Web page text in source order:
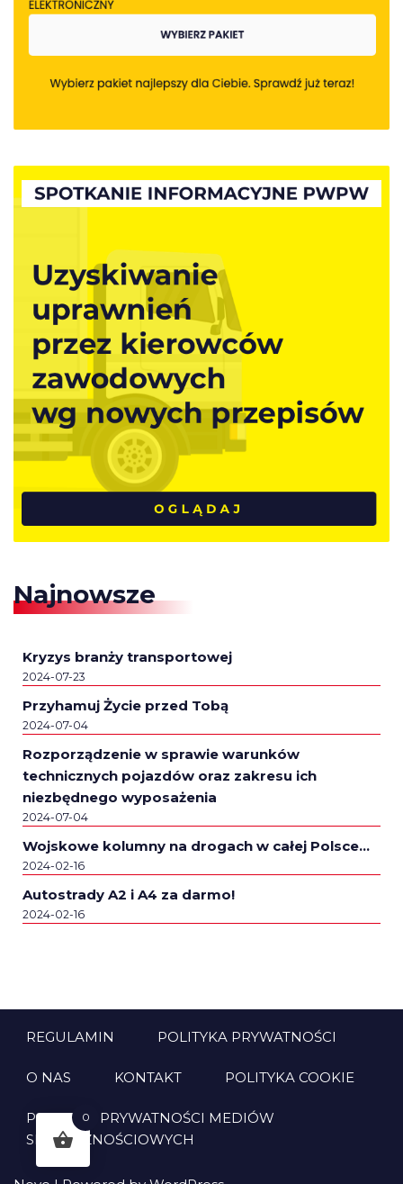
Najnowsze
Kryzys branży transportowej
2024-07-23
Przyhamuj Życie przed Tobą
2024-07-04
Rozporządzenie w sprawie warunków
technicznych pojazdów oraz zakresu ich
niezbędnego wyposażenia
2024-07-04
Wojskowe kolumny na drogach w całej Polsce…
2024-02-16
Autostrady A2 i A4 za darmo!
2024-02-16
REGULAMIN POLITYKA PRYWATNOŚCI
O NAS KONTAKT POLITYKA COOKIE
POLITYKA PRYWATNOŚCI MEDIÓW
SPOŁECZNOŚCIOWYCH
0